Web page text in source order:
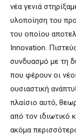
νέα γενιά
υλοποίηση του
του οποίου
Innovation.
συνδυασμό με τη
που φέρουν οι
ουσιαστική
πλαίσιο αυτό,
από τον ιδιωτικό
ακόμα